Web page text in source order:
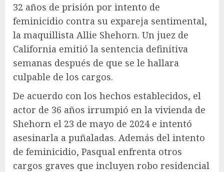
32 años de prisión por intento de
feminicidio contra su expareja sentimental,
la maquillista Allie Shehorn. Un juez de
California emitió la sentencia definitiva
semanas después de que se le hallara
culpable de los cargos.
De acuerdo con los hechos establecidos, el
actor de 36 años irrumpió en la vivienda de
Shehorn el 23 de mayo de 2024 e intentó
asesinarla a puñaladas. Además del intento
de feminicidio, Pasqual enfrenta otros
cargos graves que incluyen robo residencial